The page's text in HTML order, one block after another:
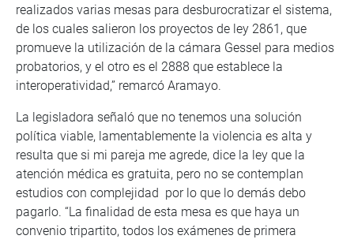
realizados varias mesas para desburocratizar el sistema,
de los cuales salieron los proyectos de ley 2861, que
promueve la utilización de la cámara Gessel para medios
probatorios, y el otro es el 2888 que establece la
interoperatividad,” remarcó Aramayo.
La legisladora señaló que no tenemos una solución
política viable, lamentablemente la violencia es alta y
resulta que si mi pareja me agrede, dice la ley que la
atención médica es gratuita, pero no se contemplan
estudios con complejidad por lo que lo demás debo
pagarlo. “La finalidad de esta mesa es que haya un
convenio tripartito, todos los exámenes de primera